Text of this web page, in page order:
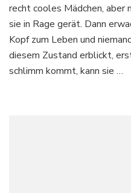
recht cooles Mädchen, aber
sie in Rage gerät. Dann
Kopf zum Leben und
diesem Zustand erblickt,
schlimm kommt, kann sie …